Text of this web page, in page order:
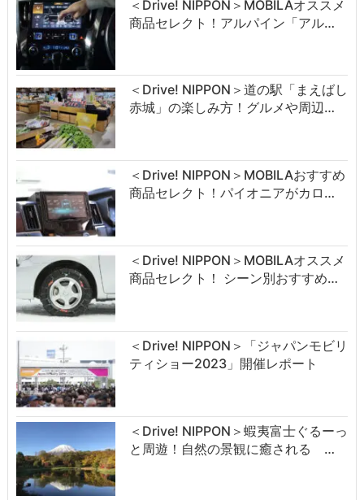
＜Drive! NIPPON＞MOBILAオススメ
商品セレクト！アルパイン「アル…
＜Drive! NIPPON＞道の駅「まえばし
赤城」の楽しみ方！グルメや周辺…
＜Drive! NIPPON＞MOBILAおすすめ
商品セレクト！パイオニアがカロ…
＜Drive! NIPPON＞MOBILAオススメ
商品セレクト！ シーン別おすすめ…
＜Drive! NIPPON＞「ジャパンモビリ
ティショー2023」開催レポート
＜Drive! NIPPON＞蝦夷富士ぐるーっ
と周遊！自然の景観に癒される …